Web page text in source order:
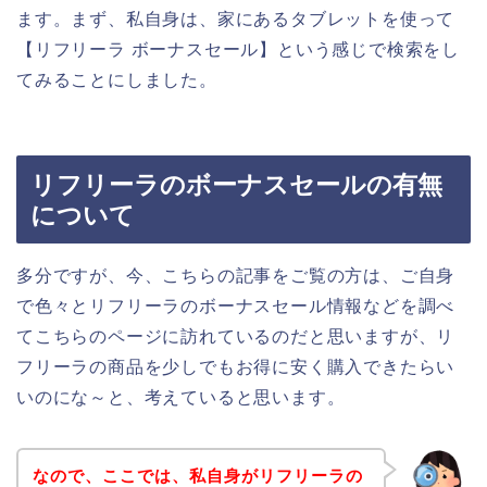
ます。まず、私自身は、家にあるタブレットを使って
【リフリーラ ボーナスセール】という感じで検索をし
てみることにしました。
リフリーラのボーナスセールの有無
について
多分ですが、今、こちらの記事をご覧の方は、ご自身
で色々とリフリーラのボーナスセール情報などを調べ
てこちらのページに訪れているのだと思いますが、リ
フリーラの商品を少しでもお得に安く購入できたらい
いのにな～と、考えていると思います。
なので、ここでは、私自身がリフリーラの